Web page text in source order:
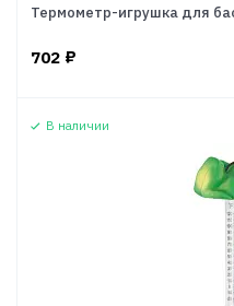
Термометр-игрушка для
702 ₽
В наличии